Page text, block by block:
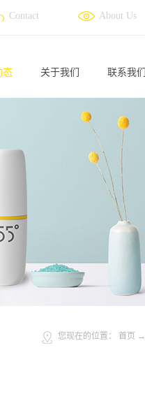
Contact About Us
态 关于我们 联系我们
您现在的位置： 首页 →